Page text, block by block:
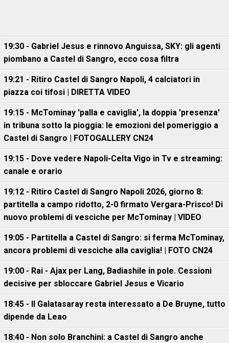
19:30 - Gabriel Jesus e rinnovo Anguissa, SKY: gli agenti
piombano a Castel di Sangro, ecco cosa filtra
19:21 - Ritiro Castel di Sangro Napoli, 4 calciatori in
piazza coi tifosi | DIRETTA VIDEO
19:15 - McTominay 'palla e caviglia', la doppia 'presenza'
in tribuna sotto la pioggia: le emozioni del pomeriggio a
Castel di Sangro | FOTOGALLERY CN24
19:15 - Dove vedere Napoli-Celta Vigo in Tv e streaming:
canale e orario
19:12 - Ritiro Castel di Sangro Napoli 2026, giorno 8:
partitella a campo ridotto, 2-0 firmato Vergara-Prisco! Di
nuovo problemi di vesciche per McTominay | VIDEO
19:05 - Partitella a Castel di Sangro: si ferma McTominay,
ancora problemi di vesciche alla caviglia! | FOTO CN24
19:00 - Rai - Ajax per Lang, Badiashile in pole. Cessioni
decisive per sbloccare Gabriel Jesus e Vicario
18:45 - Il Galatasaray resta interessato a De Bruyne, tutto
dipende da Leao
18:40 - Non solo Branchini: a Castel di Sangro anche